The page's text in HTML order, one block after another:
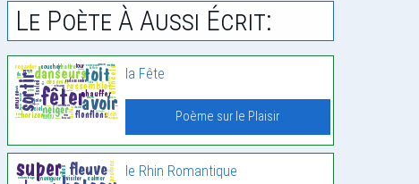
Le Poète À Aussi Écrit:
la Fête
Poème sur le Plaisir
le Rhin Romantique